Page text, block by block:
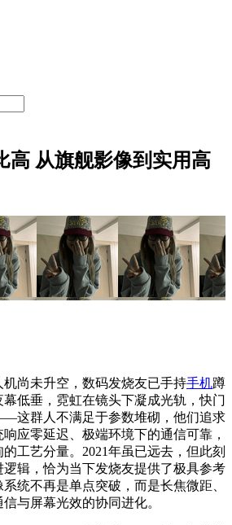
高 从旗舰影像到实用高
尚未升空，数码发烧友已手持手机蹲
低垂，霓虹在镜头下凝成光轨，快门
这群人不满足于参数堆砌，他们追求
应零延迟、极端环境下的通信可靠，
工艺分量。2021年虽已远去，但此刻
辑，恰为当下发烧友提供了极具参考
统不再是单点突破，而是长焦微距、
与屏幕光效的协同进化。